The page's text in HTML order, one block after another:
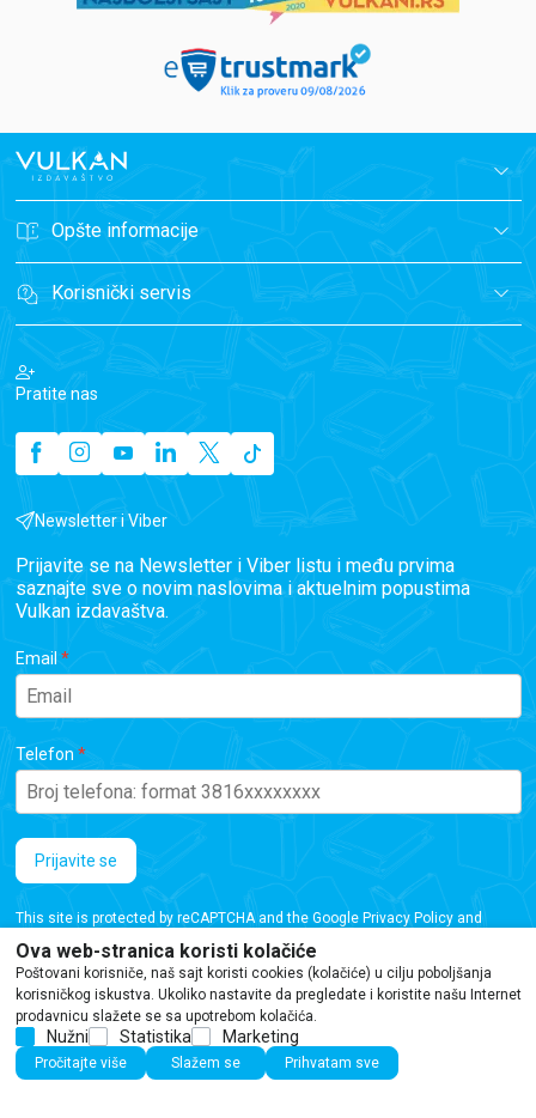
Opšte informacije
Korisnički servis
Pratite nas
Newsletter i Viber
Prijavite se na Newsletter i Viber listu i među prvima
saznajte sve o novim naslovima i aktuelnim popustima
Vulkan izdavaštva.
Email
Telefon
Prijavite se
This site is protected by reCAPTCHA and the Google Privacy Policyand
Iako se trudimo da budemo tačni, informacije na ovoj veb stranici mogu sadržati
greške ili propuste. Preporučujemo da proverite podatke pre kupovine.
Ova web-stranica koristi kolačiće
Poštovani korisniče, naš sajt koristi cookies (kolačiće) u cilju poboljšanja
korisničkog iskustva. Ukoliko nastavite da pregledate i koristite našu Internet
prodavnicu slažete se sa upotrebom kolačića.
Nužni Statistika Marketing
Pročitajte više Slažem se Prihvatam sve